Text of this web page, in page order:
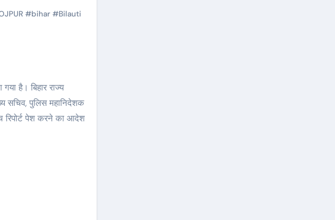
#bihar #Bilauti
है। बिहार राज्य
सचिव, पुलिस महानिदेशक
रिपोर्ट पेश करने का आदेश